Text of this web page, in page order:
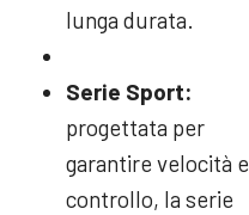
lunga durata.
Serie Sport:
progettata per
garantire velocità e
controllo, la serie